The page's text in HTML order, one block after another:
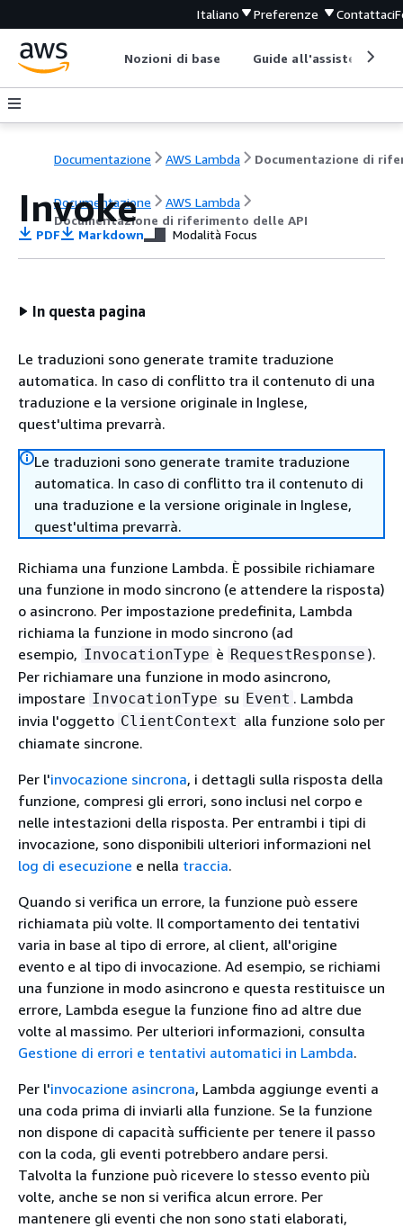
Italiano Preferenze Contattaci
Nozioni di base Guide all'assistenza
Documentazione AWS Lambda
Documentazione
AWS Lambda
Documentazione di riferimento delle API
Invoke
PDF Markdown Modalità Focus
In questa pagina
Le traduzioni sono generate tramite traduzione
automatica. In caso di conflitto tra il contenuto di una
traduzione e la versione originale in Inglese,
quest'ultima prevarrà.
Le traduzioni sono generate tramite traduzione
automatica. In caso di conflitto tra il contenuto di
una traduzione e la versione originale in Inglese,
quest'ultima prevarrà.
Richiama una funzione Lambda. È possibile richiamare
una funzione in modo sincrono (e attendere la risposta)
o asincrono. Per impostazione predefinita, Lambda
richiama la funzione in modo sincrono (ad
esempio, InvocationType è RequestResponse ).
Per richiamare una funzione in modo asincrono,
impostare InvocationType su Event . Lambda
invia l'oggetto ClientContext alla funzione solo per
chiamate sincrone.
Per l'invocazione sincrona, i dettagli sulla risposta della
funzione, compresi gli errori, sono inclusi nel corpo e
nelle intestazioni della risposta. Per entrambi i tipi di
invocazione, sono disponibili ulteriori informazioni nel
log di esecuzione e nella traccia.
Quando si verifica un errore, la funzione può essere
richiamata più volte. Il comportamento dei tentativi
varia in base al tipo di errore, al client, all'origine
evento e al tipo di invocazione. Ad esempio, se richiami
una funzione in modo asincrono e questa restituisce un
errore, Lambda esegue la funzione fino ad altre due
volte al massimo. Per ulteriori informazioni, consulta
Gestione di errori e tentativi automatici in Lambda.
Per l'invocazione asincrona, Lambda aggiunge eventi a
una coda prima di inviarli alla funzione. Se la funzione
non dispone di capacità sufficiente per tenere il passo
con la coda, gli eventi potrebbero andare persi.
Talvolta la funzione può ricevere lo stesso evento più
volte, anche se non si verifica alcun errore. Per
mantenere gli eventi che non sono stati elaborati,